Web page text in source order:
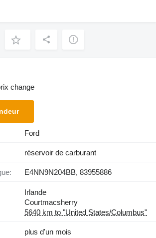
change
Ford
réservoir de carburant
E4NN9N204BB, 83955886
Irlande
Courtmacsherry
5640 km to "United States/Columbus"
plus d'un mois